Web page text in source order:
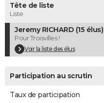
Dictionnaire
Biographies
Citations
Expressions
Proverbes
PROGRAMME TV
COPAINS D'AVANT
S'inscrire
Se connecter
Lycées
Collèges
Primaires
Universités
Entreprises
Service militaire
Avis de recherche
AVIS DE DÉCÈS
FORUM
Tête de liste
Liste
Jeremy RICHARD (15 élus)
Pour Troisvilles !
Voir la liste des élus
Participation au scrutin
Taux de participation